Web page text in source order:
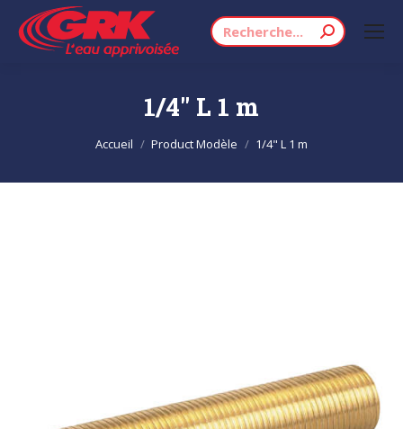
Recherche
1/4" L 1 m
Vous êtes ici :
Accueil Product Modèle 1/4" L 1 m